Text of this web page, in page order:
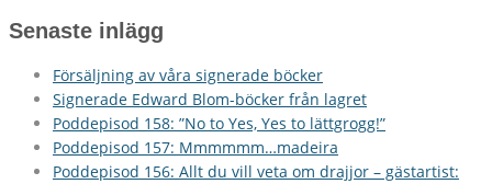
Senaste inlägg
Försäljning av våra signerade böcker
Signerade Edward Blom-böcker från lagret
Poddepisod 158: ”No to Yes, Yes to lättgrogg!”
Poddepisod 157: Mmmmmm…madeira
Poddepisod 156: Allt du vill veta om drajjor – gästartist: